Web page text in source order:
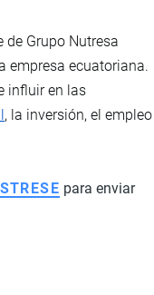
de Grupo Nutresa
empresa ecuatoriana.
influir en las
, la inversión, el empleo
para enviar